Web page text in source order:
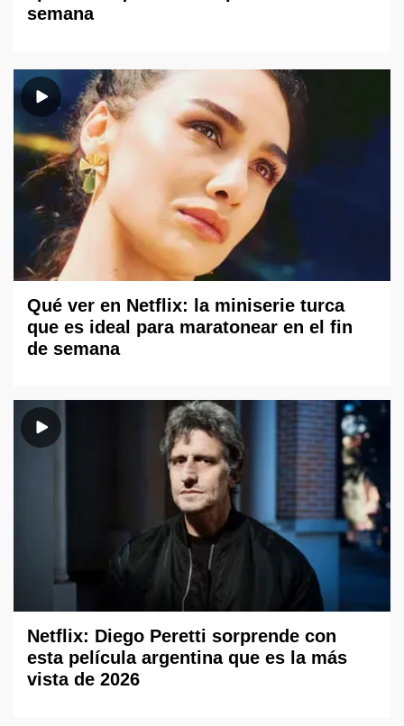
semana
Qué ver en Netflix: la miniserie turca
que es ideal para maratonear en el fin
de semana
Netflix: Diego Peretti sorprende con
esta película argentina que es la más
vista de 2026